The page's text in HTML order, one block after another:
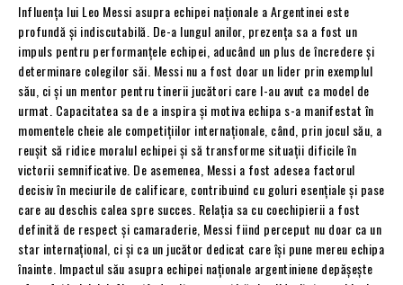
Influența lui Leo Messi asupra echipei naționale a Argentinei este
profundă și indiscutabilă. De-a lungul anilor, prezența sa a fost un
impuls pentru performanțele echipei, aducând un plus de încredere și
determinare colegilor săi. Messi nu a fost doar un lider prin exemplul
său, ci și un mentor pentru tinerii jucători care l-au avut ca model de
urmat. Capacitatea sa de a inspira și motiva echipa s-a manifestat în
momentele cheie ale competițiilor internaționale, când, prin jocul său, a
reușit să ridice moralul echipei și să transforme situații dificile în
victorii semnificative. De asemenea, Messi a fost adesea factorul
decisiv în meciurile de calificare, contribuind cu goluri esențiale și pase
care au deschis calea spre succes. Relația sa cu coechipierii a fost
definită de respect și camaraderie, Messi fiind perceput nu doar ca un
star internațional, ci și ca un jucător dedicat care își pune mereu echipa
înainte. Impactul său asupra echipei naționale argentiniene depășește